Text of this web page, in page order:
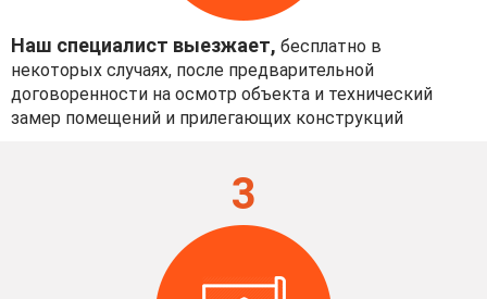
Наш специалист выезжает, бесплатно в
некоторых случаях, после предварительной
договоренности на осмотр объекта и технический
замер помещений и прилегающих конструкций
3